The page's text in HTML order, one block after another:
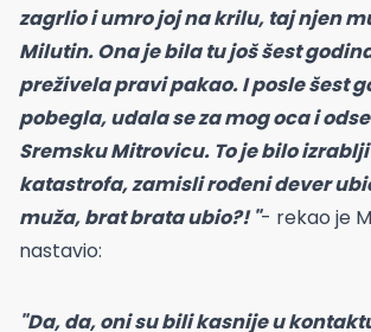
zagrlio i umro joj na krilu, taj njen
Milutin. Ona je bila tu još šest
preživela pravi pakao. I posle šest
pobegla, udala se za mog oca i
Sremsku Mitrovicu. To je bilo
katastrofa, zamisli rođeni dever
muža, brat brata ubio?! "- rekao je
nastavio:
"Da, da, oni su bili kasnije u